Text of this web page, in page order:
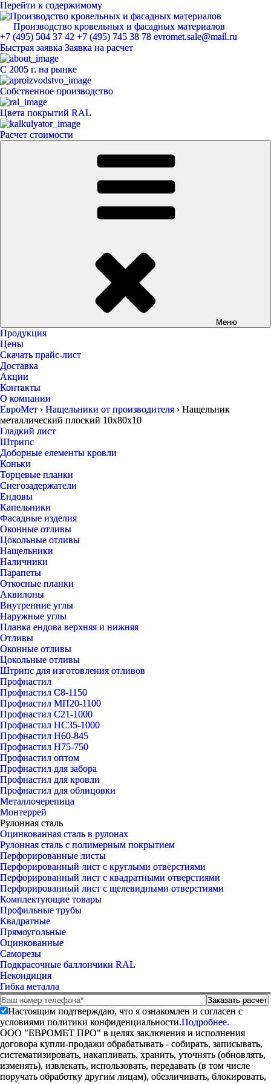
Перейти к содержимому
Производство кровельных и фасадных материалов
ЕвроМет
+7 (495) 504 37 42 +7 (495) 745 38 78 evromet.sale@mail.ru
Быстрая заявка Заявка на расчет
С 2005 г. на рынке
Собственное производство
Цвета покрытий RAL
Расчет стоимости
Меню
Продукция
Цены
Скачать прайс-лист
Доставка
Акции
Контакты
О компании
ЕвроМет › Нащельники от производителя › Нащельник
металлический плоский 10х80х10
Гладкий лист
Штрипс
Доборные елементы кровли
Коньки
Торцевые планки
Снегозадержатели
Ендовы
Капельники
Фасадные изделия
Оконные отливы
Цокольные отливы
Нащельники
Наличники
Парапеты
Откосные планки
Аквилоны
Внутренние углы
Наружные углы
Планка ендова верхняя и нижняя
Отливы
Оконные отливы
Цокольные отливы
Штрипс для изготовления отливов
Профнастил
Профнастил С8-1150
Профнастил МП20-1100
Профнастил С21-1000
Профнастил НС35-1000
Профнастил Н60-845
Профнастил Н75-750
Профнастил оптом
Профнастил для забора
Профнастил для кровли
Профнастил для облицовки
Металлочерепица
Монтеррей
Рулонная сталь
Оцинкованная сталь в рулонах
Рулонная сталь с полимерным покрытием
Перфорированные листы
Перфорированный лист с круглыми отверстиями
Перфорированный лист с квадратными отверстиями
Перфорированный лист с щелевидными отверстиями
Комплектующие товары
Профильные трубы
Квадратные
Прямоугольные
Оцинкованные
Саморезы
Подкрасочные баллончики RAL
Некондиция
Гибка металла
Настоящим подтверждаю, что я ознакомлен и согласен с
условиями политики конфиденциальности.Подробнее.
ООО "ЕВРОМЕТ ПРО" в целях заключения и исполнения
договора купли-продажи обрабатывать - собирать, записывать,
систематизировать, накапливать, хранить, уточнять (обновлять,
изменять), извлекать, использовать, передавать (в том числе
поручать обработку другим лицам), обезличивать, блокировать,